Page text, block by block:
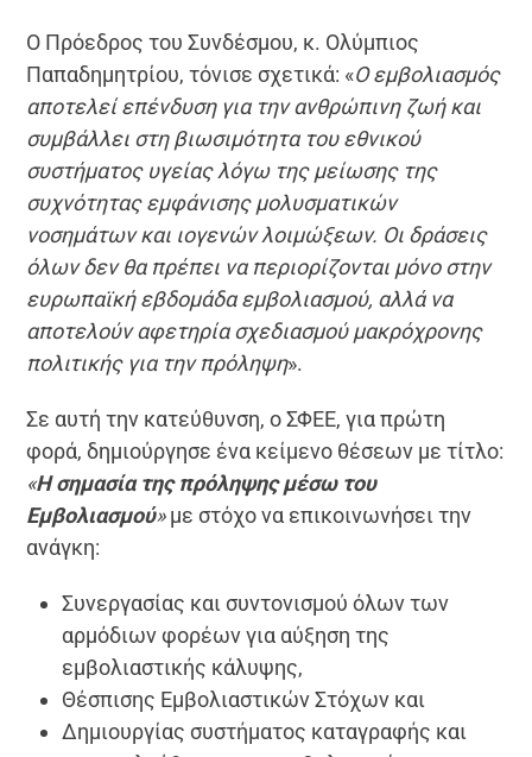
Ο Πρόεδρος του Συνδέσμου, κ. Ολύμπιος
Παπαδημητρίου, τόνισε σχετικά: «Ο εμβολιασμός
αποτελεί επένδυση για την ανθρώπινη ζωή και
συμβάλλει στη βιωσιμότητα του εθνικού
συστήματος υγείας λόγω της μείωσης της
συχνότητας εμφάνισης μολυσματικών
νοσημάτων και ιογενών λοιμώξεων. Οι δράσεις
όλων δεν θα πρέπει να περιορίζονται μόνο στην
ευρωπαϊκή εβδομάδα εμβολιασμού, αλλά να
αποτελούν αφετηρία σχεδιασμού μακρόχρονης
πολιτικής για την πρόληψη».
Σε αυτή την κατεύθυνση, ο ΣΦΕΕ, για πρώτη
φορά, δημιούργησε ένα κείμενο θέσεων με τίτλο:
«Η σημασία της πρόληψης μέσω του
Εμβολιασμού»με στόχο να επικοινωνήσει την
ανάγκη:
Συνεργασίας και συντονισμού όλων των
αρμόδιων φορέων για αύξηση της
εμβολιαστικής κάλυψης,
Θέσπισης Εμβολιαστικών Στόχων και
Δημιουργίας συστήματος καταγραφής και